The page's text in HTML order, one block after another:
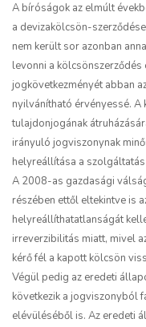
A bíróságok az elmúlt
a devizakölcsön-
nem került sor azonban
levonni a kölcsönszerződés
jogkövetkezményét abban
nyilvánítható érvényessé.
tulajdonjogának
irányuló jogviszonynak
helyreállítása a
A 2008-as gazdasági
részében ettől eltekintve is
helyreállíthatatlanságát
irreverzibilitás miatt, mivel
kérő fél a kapott kölcsön
Végül pedig az eredeti
következik a jogviszonyból
elévüléséből is. Az eredeti